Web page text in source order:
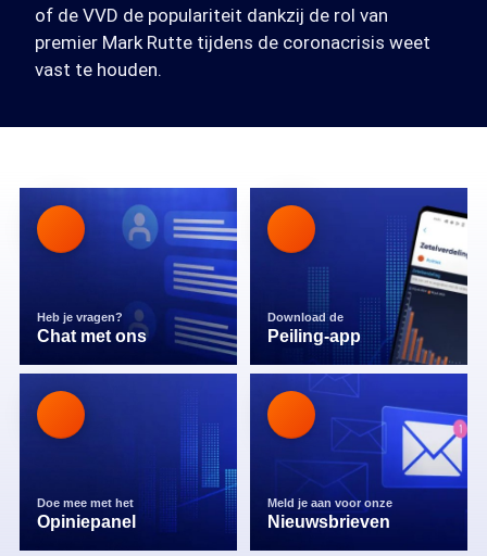
of de VVD de populariteit dankzij de rol van
premier Mark Rutte tijdens de coronacrisis weet
vast te houden.
Heb je vragen?
Chat met ons
Download de
Peiling-app
Doe mee met het
Opiniepanel
Meld je aan voor onze
Nieuwsbrieven